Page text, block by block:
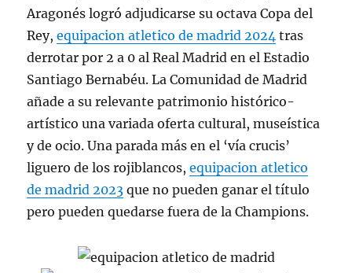
Aragonés logró adjudicarse su octava Copa del
Rey,equipacion atletico de madrid 2024 tras
derrotar por 2 a 0 al Real Madrid en el Estadio
Santiago Bernabéu. La Comunidad de Madrid
añade a su relevante patrimonio histórico-
artístico una variada oferta cultural, museística
y de ocio. Una parada más en el ‘vía crucis’
liguero de los rojiblancos,equipacion atletico
de madrid 2023 que no pueden ganar el título
pero pueden quedarse fuera de la Champions.